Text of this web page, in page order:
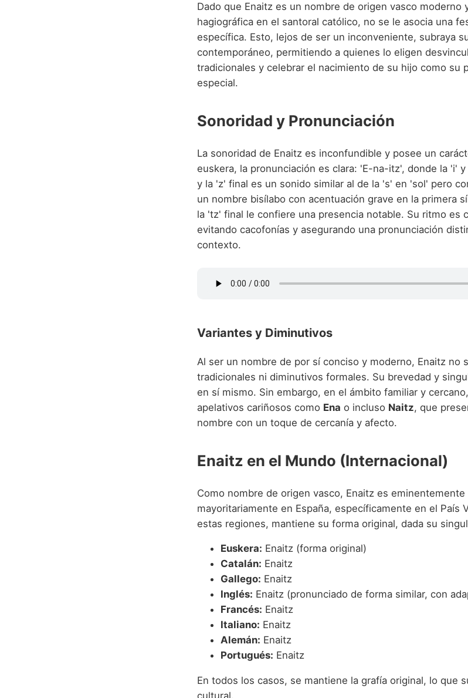
Dado que Enaitz es un nombre de origen vasco moderno
hagiográfica en el santoral católico, no se le asocia una
específica. Esto, lejos de ser un inconveniente, subraya
contemporáneo, permitiendo a quienes lo eligen
tradicionales y celebrar el nacimiento de su hijo como su
especial.
Sonoridad y Pronunciación
La sonoridad de Enaitz es inconfundible y posee un
euskera, la pronunciación es clara: 'E-na-itz', donde la 'i'
y la 'z' final es un sonido similar al de la 's' en 'sol' pero
un nombre bisílabo con acentuación grave en la primera
la 'tz' final le confiere una presencia notable. Su ritmo es
evitando cacofonías y asegurando una pronunciación
contexto.
Variantes y Diminutivos
Al ser un nombre de por sí conciso y moderno, Enaitz no
tradicionales ni diminutivos formales. Su brevedad y
en sí mismo. Sin embargo, en el ámbito familiar y
apelativos cariñosos como Ena o incluso Naitz, que
nombre con un toque de cercanía y afecto.
Enaitz en el Mundo (Internacional)
Como nombre de origen vasco, Enaitz es
mayoritariamente en España, específicamente en el País
estas regiones, mantiene su forma original, dada su
Euskera: Enaitz (forma original)
Catalán: Enaitz
Gallego: Enaitz
Inglés: Enaitz (pronunciado de forma similar, con
Francés: Enaitz
Italiano: Enaitz
Alemán: Enaitz
Portugués: Enaitz
En todos los casos, se mantiene la grafía original, lo que